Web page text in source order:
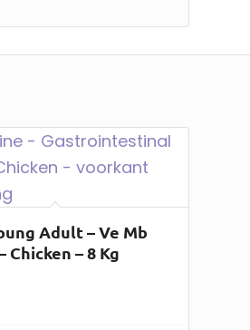
Adult – Ve Mb
Chicken – 8 Kg